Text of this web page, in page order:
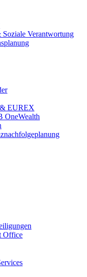
Verantwortung
& EUREX
OneWealth
Office